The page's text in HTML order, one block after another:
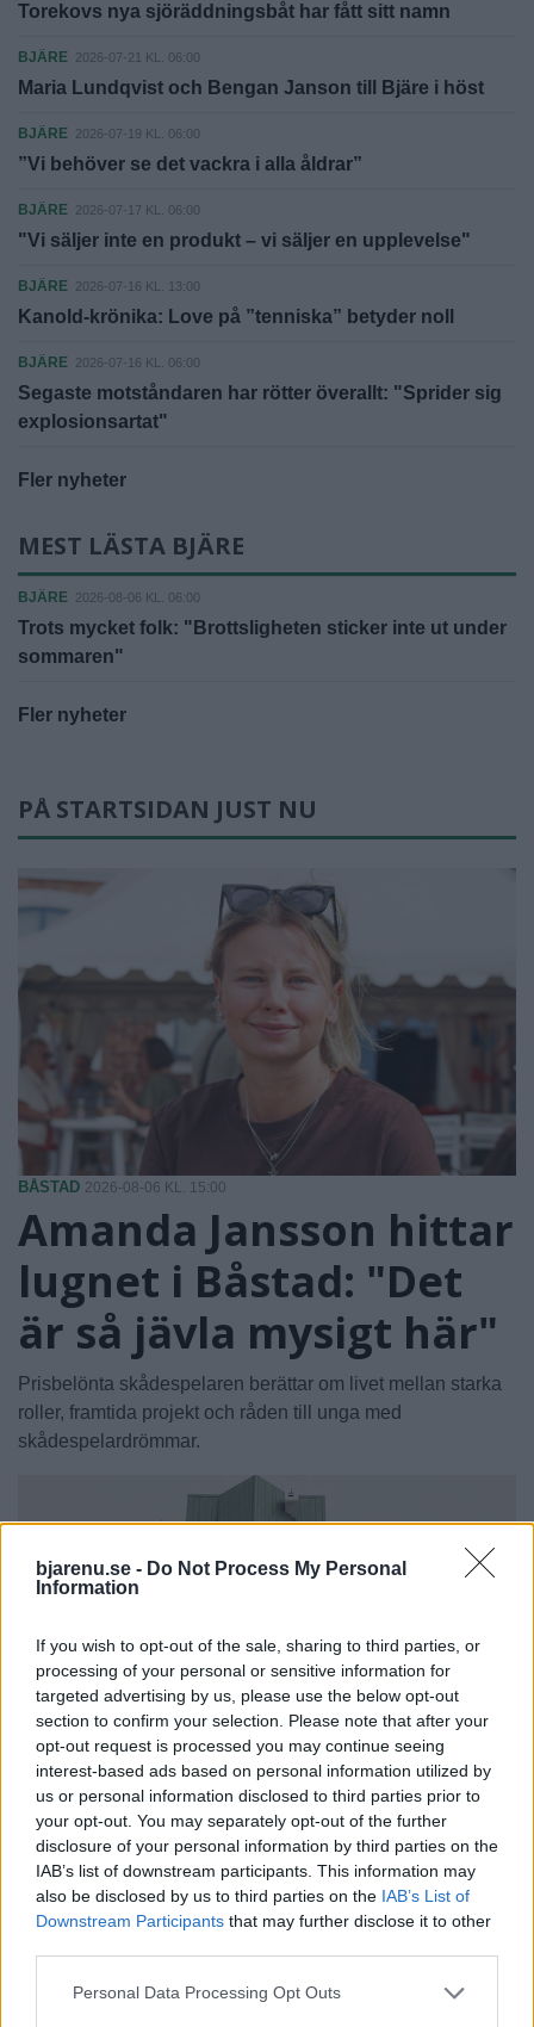
bjarenu.se - Do Not Process My Personal
Information
If you wish to opt-out of the sale, sharing to third parties, or
processing of your personal or sensitive information for
targeted advertising by us, please use the below opt-out
section to confirm your selection. Please note that after your
opt-out request is processed you may continue seeing
interest-based ads based on personal information utilized by
us or personal information disclosed to third parties prior to
your opt-out. You may separately opt-out of the further
disclosure of your personal information by third parties on the
IAB’s list of downstream participants. This information may
also be disclosed by us to third parties on the IAB’s List of
Downstream Participants that may further disclose it to other
Personal Data Processing Opt Outs
Torekovs nya sjöräddningsbåt har fått sitt namn
BJÄRE 2026-07-21 KL. 06:00
Maria Lundqvist och Bengan Janson till Bjäre i höst
BJÄRE 2026-07-19 KL. 06:00
”Vi behöver se det vackra i alla åldrar”
BJÄRE 2026-07-17 KL. 06:00
"Vi säljer inte en produkt – vi säljer en upplevelse"
BJÄRE 2026-07-16 KL. 13:00
Kanold-krönika: Love på ”tenniska” betyder noll
BJÄRE 2026-07-16 KL. 06:00
Segaste motståndaren har rötter överallt: "Sprider sig
explosionsartat"
Fler nyheter
MEST LÄSTA BJÄRE
BJÄRE 2026-08-06 KL. 06:00
Trots mycket folk: "Brottsligheten sticker inte ut under
sommaren"
Fler nyheter
PÅ STARTSIDAN JUST NU
BÅSTAD 2026-08-06 KL. 15:00
Amanda Jansson hittar
lugnet i Båstad: "Det
är så jävla mysigt här"
Prisbelönta skådespelaren berättar om livet mellan starka
roller, framtida projekt och råden till unga med
skådespelardrömmar.